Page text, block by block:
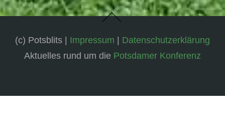
(c) Potsblits | Impressum | Datenschutzerklärung
Aktuelles rund um die Potsdamer Konferenz